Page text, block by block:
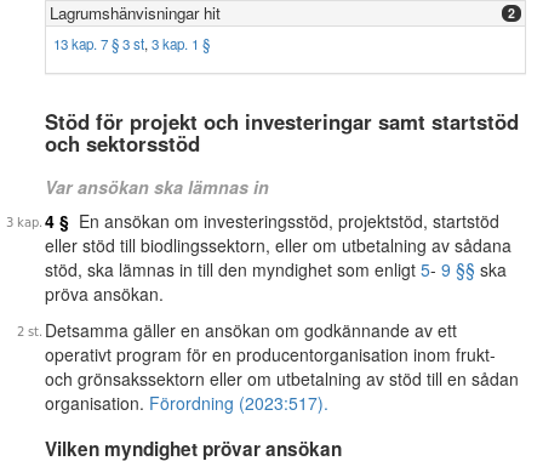
Lagrumshänvisningar hit 2
13 kap. 7 § 3 st, 3 kap. 1 §
Stöd för projekt och investeringar samt startstöd
och sektorsstöd
Var ansökan ska lämnas in
4 § En ansökan om investeringsstöd, projektstöd, startstöd
eller stöd till biodlingssektorn, eller om utbetalning av sådana
stöd, ska lämnas in till den myndighet som enligt 5- 9 §§ ska
pröva ansökan.
Detsamma gäller en ansökan om godkännande av ett
operativt program för en producentorganisation inom frukt-
och grönsakssektorn eller om utbetalning av stöd till en sådan
organisation. Förordning (2023:517).
Vilken myndighet prövar ansökan